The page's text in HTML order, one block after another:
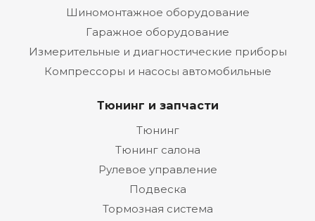
Шиномонтажное оборудование
Гаражное оборудование
Измерительные и диагностические приборы
Компрессоры и насосы автомобильные
Тюнинг и запчасти
Тюнинг
Тюнинг салона
Рулевое управление
Подвеска
Тормозная система